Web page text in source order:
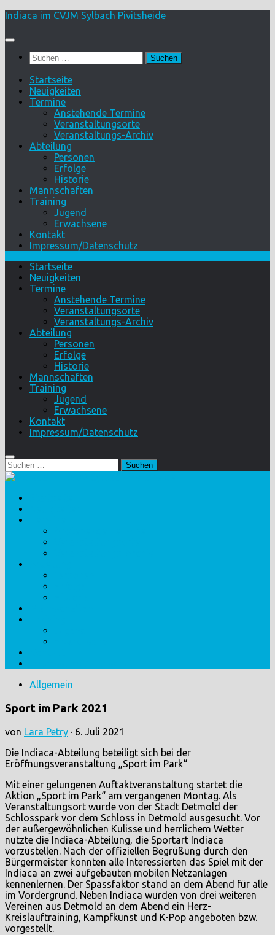
Skip
content
Indiaca im CVJM Sylbach Pivitsheide
Suchen
nach:
Startseite
Neuigkeiten
Termine
Anstehende Termine
Veranstaltungsorte
Veranstaltungs-Archiv
Abteilung
Personen
Erfolge
Historie
Mannschaften
Training
Jugend
Erwachsene
Kontakt
Impressum/Datenschutz
Startseite
Neuigkeiten
Termine
Anstehende Termine
Veranstaltungsorte
Veranstaltungs-Archiv
Abteilung
Personen
Erfolge
Historie
Mannschaften
Training
Jugend
Erwachsene
Kontakt
Impressum/Datenschutz
Suchen
nach:
Allgemein
Sport im Park 2021
von Lara Petry · 6. Juli 2021
Die Indiaca-Abteilung beteiligt sich bei der
Eröffnungsveranstaltung „Sport im Park“
Mit einer gelungenen Auftaktveranstaltung startet die
Aktion „Sport im Park“ am vergangenen Montag. Als
Veranstaltungsort wurde von der Stadt Detmold der
Schlosspark vor dem Schloss in Detmold ausgesucht. Vor
der außergewöhnlichen Kulisse und herrlichem Wetter
nutzte die Indiaca-Abteilung, die Sportart Indiaca
vorzustellen. Nach der offiziellen Begrüßung durch den
Bürgermeister konnten alle Interessierten das Spiel mit der
Indiaca an zwei aufgebauten mobilen Netzanlagen
kennenlernen. Der Spassfaktor stand an dem Abend für alle
im Vordergrund. Neben Indiaca wurden von drei weiteren
Vereinen aus Detmold an dem Abend ein Herz-
Kreislauftraining, Kampfkunst und K-Pop angeboten bzw.
vorgestellt.